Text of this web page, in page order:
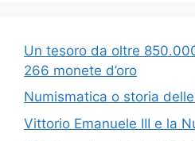
Un tesoro da oltre
266 monete d’oro
Numismatica o storia
Vittorio Emanuele III e la